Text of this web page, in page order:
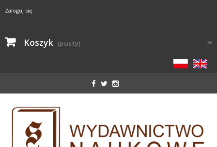
Zaloguj się
Koszyk (pusty)